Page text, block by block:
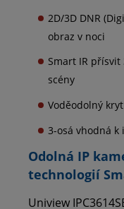
2D/3D DNR
obraz v noci
Smart IR
scény
Voděodolný
3-osá vhodná
Odolná IP
technologií
Uniview